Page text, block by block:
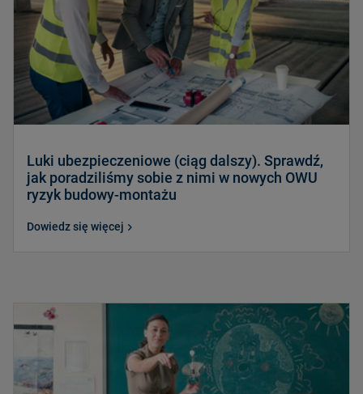
Luki ubezpieczeniowe (ciąg dalszy). Sprawdź,
jak poradziliśmy sobie z nimi w nowych OWU
ryzyk budowy-montażu
Dowiedz się więcej